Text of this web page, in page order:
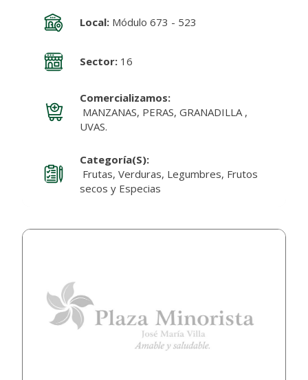
Local:Módulo 673 - 523
Sector:16
Comercializamos:
MANZANAS, PERAS, GRANADILLA ,
UVAS.
Categoría(s):
Frutas, Verduras, Legumbres, Frutos
secos y Especias